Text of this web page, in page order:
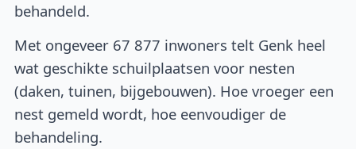
behandeld.
Met ongeveer 67 877 inwoners telt Genk heel
wat geschikte schuilplaatsen voor nesten
(daken, tuinen, bijgebouwen). Hoe vroeger een
nest gemeld wordt, hoe eenvoudiger de
behandeling.